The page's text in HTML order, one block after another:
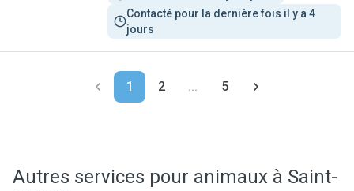
Contacté pour la dernière fois il y a 4
jours
1 2 ... 5
Autres services pour animaux à Saint-